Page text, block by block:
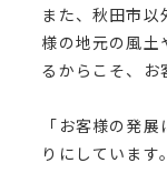
また、秋田市以
様の地元の風土
るからこそ、お
「お客様の発
りにしています。